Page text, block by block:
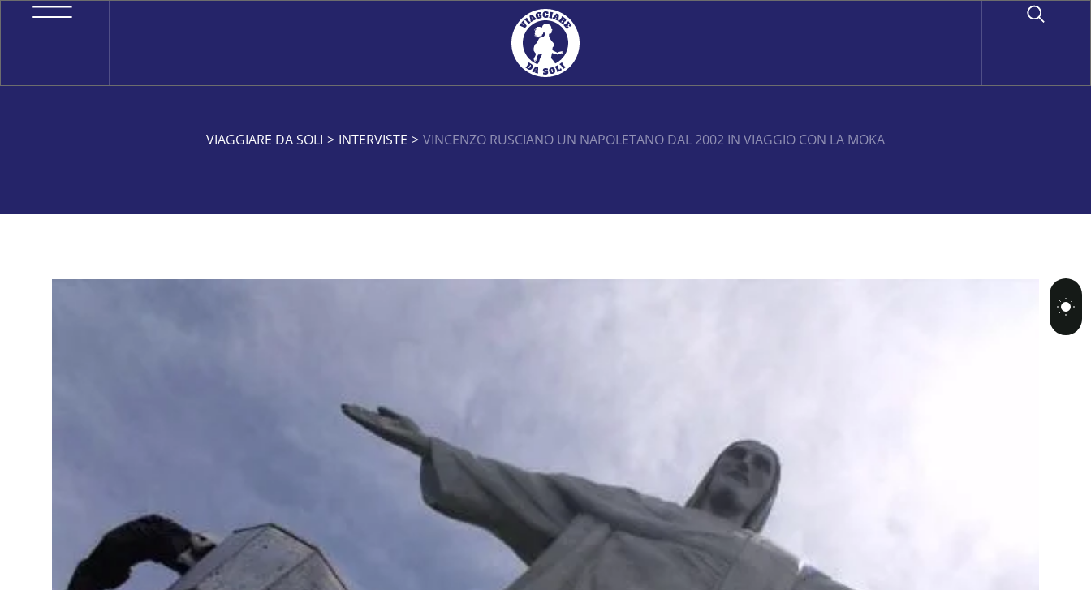
VIAGGIARE DA SOLI > INTERVISTE > VINCENZO RUSCIANO UN NAPOLETANO DAL 2002 IN VIAGGIO CON LA MOKA